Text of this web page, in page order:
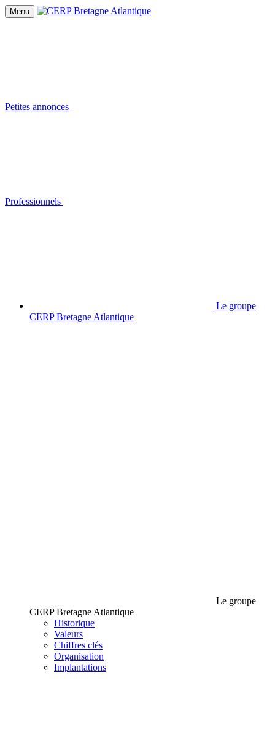
Menu
Petites annonces
Professionnels
Le groupe
CERP Bretagne Atlantique
Le groupe
CERP Bretagne Atlantique
Historique
Valeurs
Chiffres clés
Organisation
Implantations